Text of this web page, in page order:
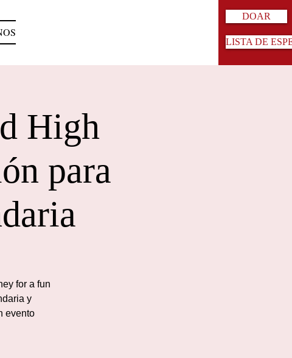
DOAR
LISTA DE
High
para
for a fun
y
evento